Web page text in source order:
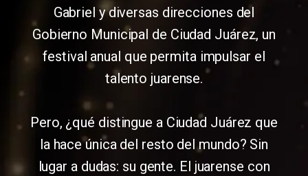
Gabriel y diversas direcciones del
Gobierno Municipal de Ciudad Juárez, un
festival anual que permita impulsar el
talento juarense.
Pero, ¿qué distingue a Ciudad Juárez que
la hace única del resto del mundo? Sin
lugar a dudas: su gente. El juarense con